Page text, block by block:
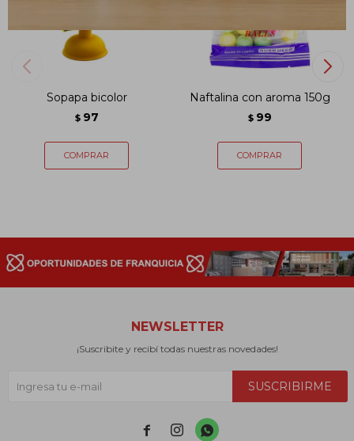
Sopapa bicolor
$ 97
Naftalina con aroma 150g
$ 99
NEWSLETTER
¡Suscribite y recibí todas nuestras novedades!
SUSCRIBIRME
  